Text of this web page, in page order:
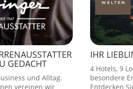
GEDACHT
und Alltag.
vereinen wir
IHR
4 Hotels, 9
besondere
Entdecken